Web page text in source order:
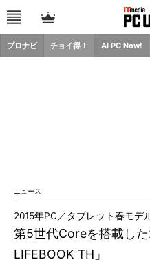
プロナビ チョイ得！ AI PC Now!
ニュース
第5世代Coreを搭載し
LIFEBOOK TH」
2015年PC／タブレット春モデ